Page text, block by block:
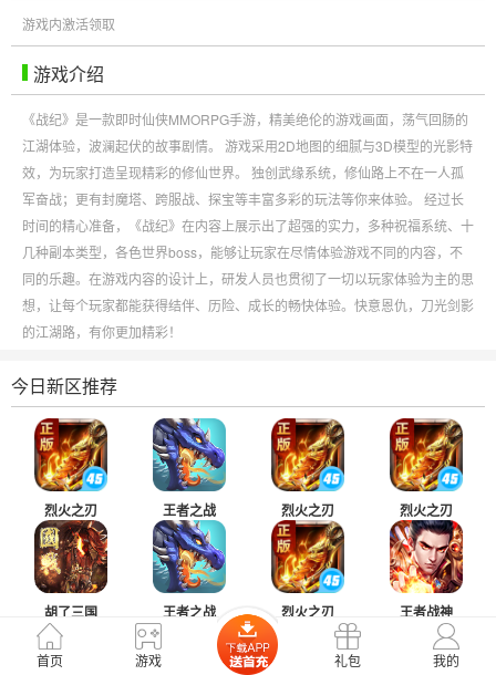
游戏内激活领取
游戏介绍
《战纪》是一款即时仙侠MMORPG手游，精美绝伦的游戏画面，荡气回肠的
江湖体验，波澜起伏的故事剧情。 游戏采用2D地图的细腻与3D模型的光影特
效，为玩家打造呈现精彩的修仙世界。 独创武缘系统，修仙路上不在一人孤
军奋战；更有封魔塔、跨服战、探宝等丰富多彩的玩法等你来体验。 经过长
时间的精心准备，《战纪》在内容上展示出了超强的实力，多种祝福系统、十
几种副本类型，各色世界boss，能够让玩家在尽情体验游戏不同的内容，不
同的乐趣。在游戏内容的设计上，研发人员也贯彻了一切以玩家体验为主的思
想，让每个玩家都能获得结伴、历险、成长的畅快体验。快意恩仇，刀光剑影
的江湖路，有你更加精彩！
今日新区推荐
烈火之刃 王者之战 烈火之刃 烈火之刃
胡了三国 王者之战 烈火之刃 王者战神
首页 游戏 礼包 我的